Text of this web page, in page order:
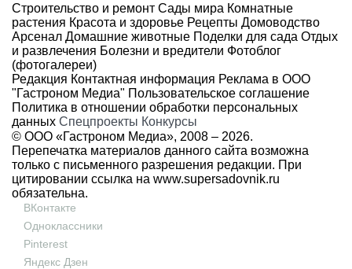
Строительство и ремонт Сады мира Комнатные
растения Красота и здоровье Рецепты Домоводство
Арсенал Домашние животные Поделки для сада Отдых
и развлечения Болезни и вредители Фотоблог
(фотогалереи)
Редакция Контактная информация Реклама в ООО
"Гастроном Медиа" Пользовательское соглашение
Политика в отношении обработки персональных
данных Спецпроекты Конкурсы
© ООО «Гастроном Медиа», 2008 – 2026.
Перепечатка материалов данного сайта возможна
только с письменного разрешения редакции. При
цитировании ссылка на www.supersadovnik.ru
обязательна.
ВКонтакте
Одноклассники
Pinterest
Яндекс Дзен